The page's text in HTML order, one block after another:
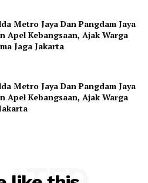
Metro Jaya Dan Pangdam Jaya
Apel Kebangsaan, Ajak Warga
Jaga Jakarta
Metro Jaya Dan Pangdam Jaya
Apel Kebangsaan, Ajak Warga